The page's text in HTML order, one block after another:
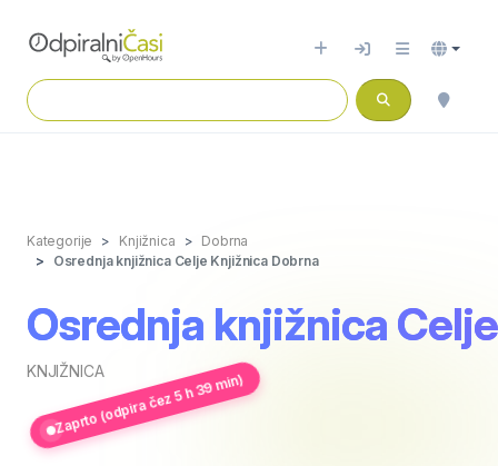
Kategorije Knjižnica
Dobrna
Osrednja knjižnica Celje Knjižnica Dobrna
Osrednja knjižnica
KNJIŽNICA
Zaprto (odpira čez 5 h 39 min)